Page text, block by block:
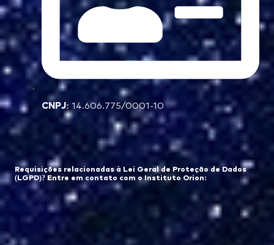
CNPJ: 14.606.775/0001-10
Requisições relacionadas à Lei Geral de Proteção de Dados
(LGPD)? Entre em contato com o Instituto Orion: